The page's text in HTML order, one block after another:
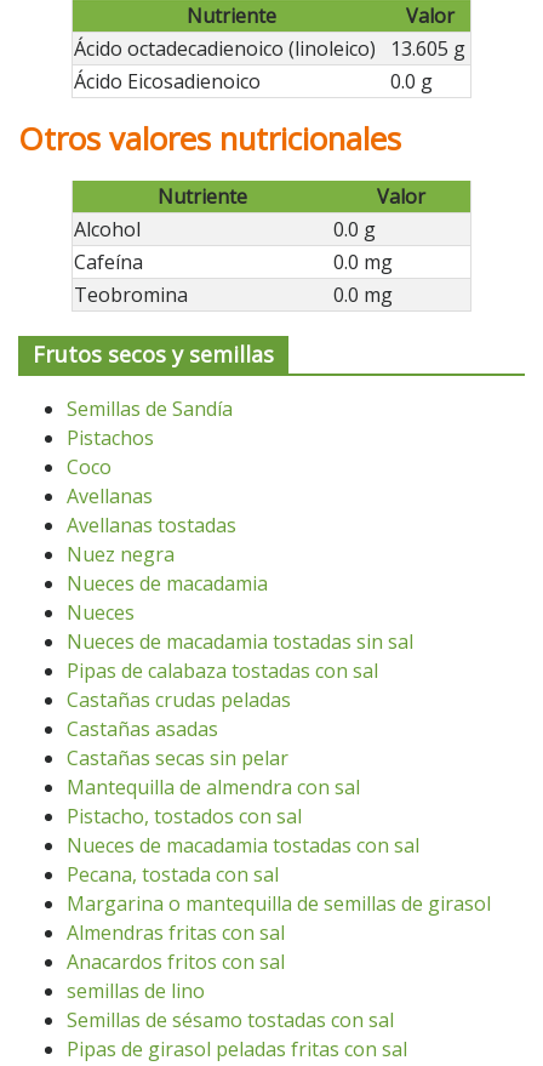
Nutriente
Valor
Ácido octadecadienoico (linoleico)
13.605 g
Ácido Eicosadienoico
0.0 g
Otros valores nutricionales
Nutriente
Valor
Alcohol
0.0 g
Cafeína
0.0 mg
Teobromina
0.0 mg
Frutos secos y semillas
Semillas de Sandía
Pistachos
Coco
Avellanas
Avellanas tostadas
Nuez negra
Nueces de macadamia
Nueces
Nueces de macadamia tostadas sin sal
Pipas de calabaza tostadas con sal
Castañas crudas peladas
Castañas asadas
Castañas secas sin pelar
Mantequilla de almendra con sal
Pistacho, tostados con sal
Nueces de macadamia tostadas con sal
Pecana, tostada con sal
Margarina o mantequilla de semillas de girasol
Almendras fritas con sal
Anacardos fritos con sal
semillas de lino
Semillas de sésamo tostadas con sal
Pipas de girasol peladas fritas con sal